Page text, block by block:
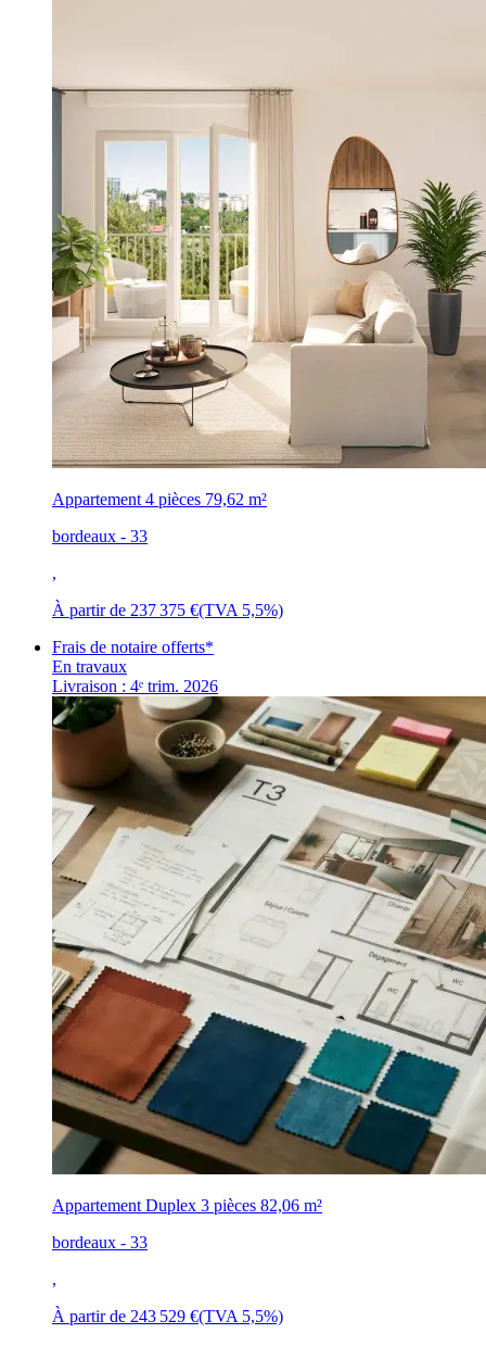
Appartement 4 pièces 79,62 m²
bordeaux - 33
,
À partir de 237 375 €(TVA 5,5%)
Frais de notaire offerts*
En travaux
Livraison : 4ᵉ trim. 2026
Appartement Duplex 3 pièces 82,06 m²
bordeaux - 33
,
À partir de 243 529 €(TVA 5,5%)